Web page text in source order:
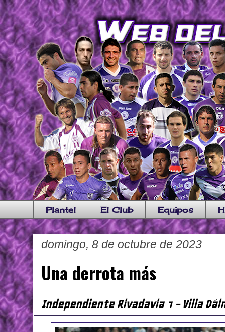
Plantel El Club Equipos
domingo, 8 de octubre de 2023
Una derrota más
Independiente Rivadavia 1 - Villa